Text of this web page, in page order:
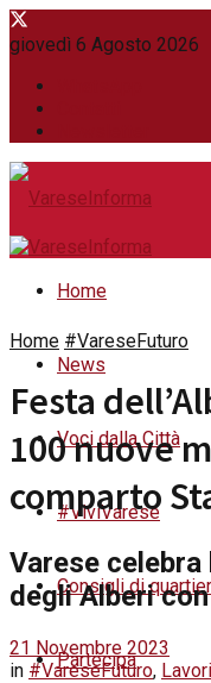
giovedì 6 Agosto 2026
Home
News
Voci dalla Città
#ViviVarese
Consigli di
Partecipa
Home #VareseFuturo
Festa
100 nuove
comparto
Varese
degli Alberi
21 Novembre 2023
in #VareseFuturo,